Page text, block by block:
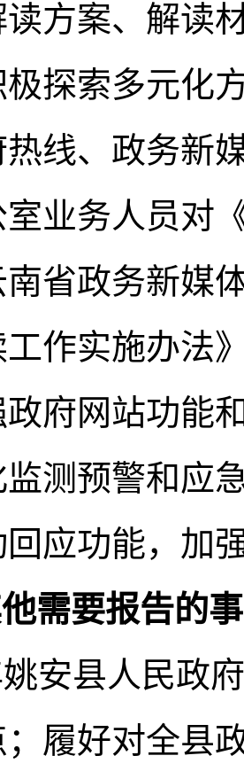
方案、解读
探索多元化
线、政务新
业务人员对
省政务新媒
作实施办法
府网站功能
测预警和应
应功能，加
需要报告的
姚安县人民政
； 履好对全县